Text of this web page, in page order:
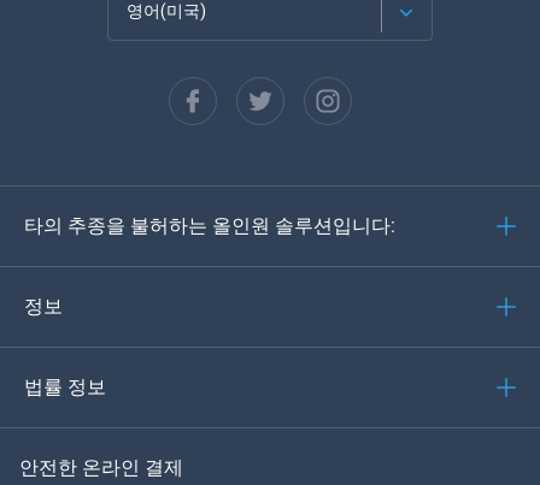
영어(미국)
Español
Deutsch
Türkçe
타의 추종을 불허하는 올인원 솔루션입니다:
정보
법률 정보
안전한 온라인 결제